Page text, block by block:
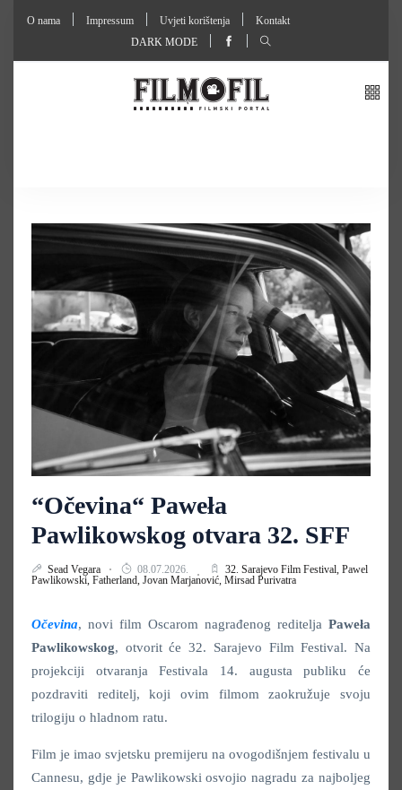
O nama Impressum Uvjeti korištenja
Kontakt
DARK MODE
“Očevina“ Paweła
Pawlikowskog otvara 32. SFF
Sead Vegara 08.07.2026. 32. Sarajevo Film Festival, Pawel
Pawlikowski, Fatherland, Jovan Marjanović, Mirsad Purivatra
Očevina, novi film Oscarom nagrađenog reditelja Paweła
Pawlikowskog, otvorit će 32. Sarajevo Film Festival. Na
projekciji otvaranja Festivala 14. augusta publiku će
pozdraviti reditelj, koji ovim filmom zaokružuje svoju
trilogiju o hladnom ratu.
Film je imao svjetsku premijeru na ovogodišnjem festivalu u
Cannesu, gdje je Pawlikowski osvojio nagradu za najboljeg